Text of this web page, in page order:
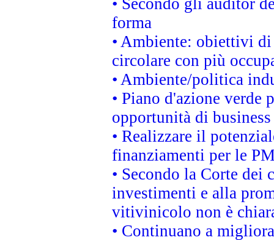
• Secondo gli auditor
forma
• Ambiente: obiettivi
circolare con più
• Ambiente/politica
• Piano d'azione
opportunità di business
• Realizzare il
finanziamenti per le
• Secondo la Corte dei
investimenti e alla
vitivinicolo non è
• Continuano a